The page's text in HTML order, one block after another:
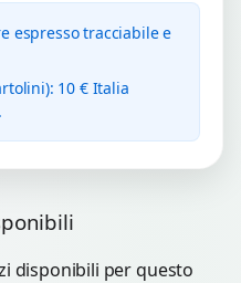
espresso tracciabile e
10 € Italia
disponibili per questo